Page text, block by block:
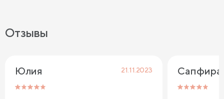
Отзывы
Юлия 21.11.2023 Сапфира